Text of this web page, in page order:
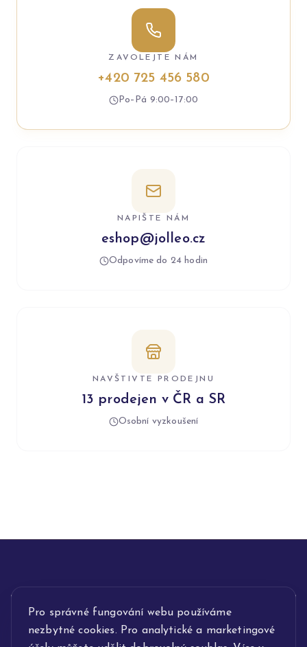
Pro správné fungování webu používáme
nezbytné cookies. Pro analytické a marketingové
ZAVOLEJTE NÁM
+420 725 456 580
Po–Pá 9:00–17:00
NAPIŠTE NÁM
eshop@jolleo.cz
Odpovíme do 24 hodin
NAVŠTIVTE PRODEJNU
13 prodejen v ČR a SR
Osobní vyzkoušení
INFORMACE